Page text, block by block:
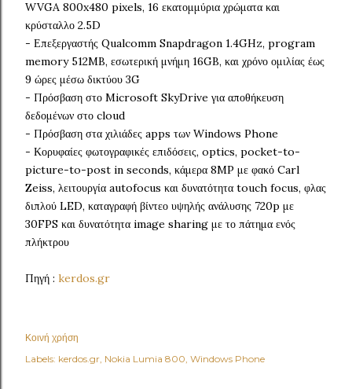
WVGA 800x480 pixels, 16 εκατομμύρια χρώματα και
κρύσταλλο 2.5D
- Επεξεργαστής Qualcomm Snapdragon 1.4GHz, program
memory 512MB, εσωτερική μνήμη 16GB, και χρόνο ομιλίας έως
9 ώρες μέσω δικτύου 3G
- Πρόσβαση στο Microsoft SkyDrive για αποθήκευση
δεδομένων στο cloud
- Πρόσβαση στα χιλιάδες apps των Windows Phone
- Κορυφαίες φωτογραφικές επιδόσεις, optics, pocket-to-
picture-to-post in seconds, κάμερα 8MP με φακό Carl
Zeiss, λειτουργία autofocus και δυνατότητα touch focus, φλας
διπλού LED, καταγραφή βίντεο υψηλής ανάλυσης 720p με
30FPS και δυνατότητα image sharing με το πάτημα ενός
πλήκτρου
Πηγή : kerdos.gr
Κοινή χρήση
Labels: kerdos.gr Nokia Lumia 800 Windows Phone